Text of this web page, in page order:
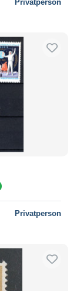
Privatperson
Privatperson